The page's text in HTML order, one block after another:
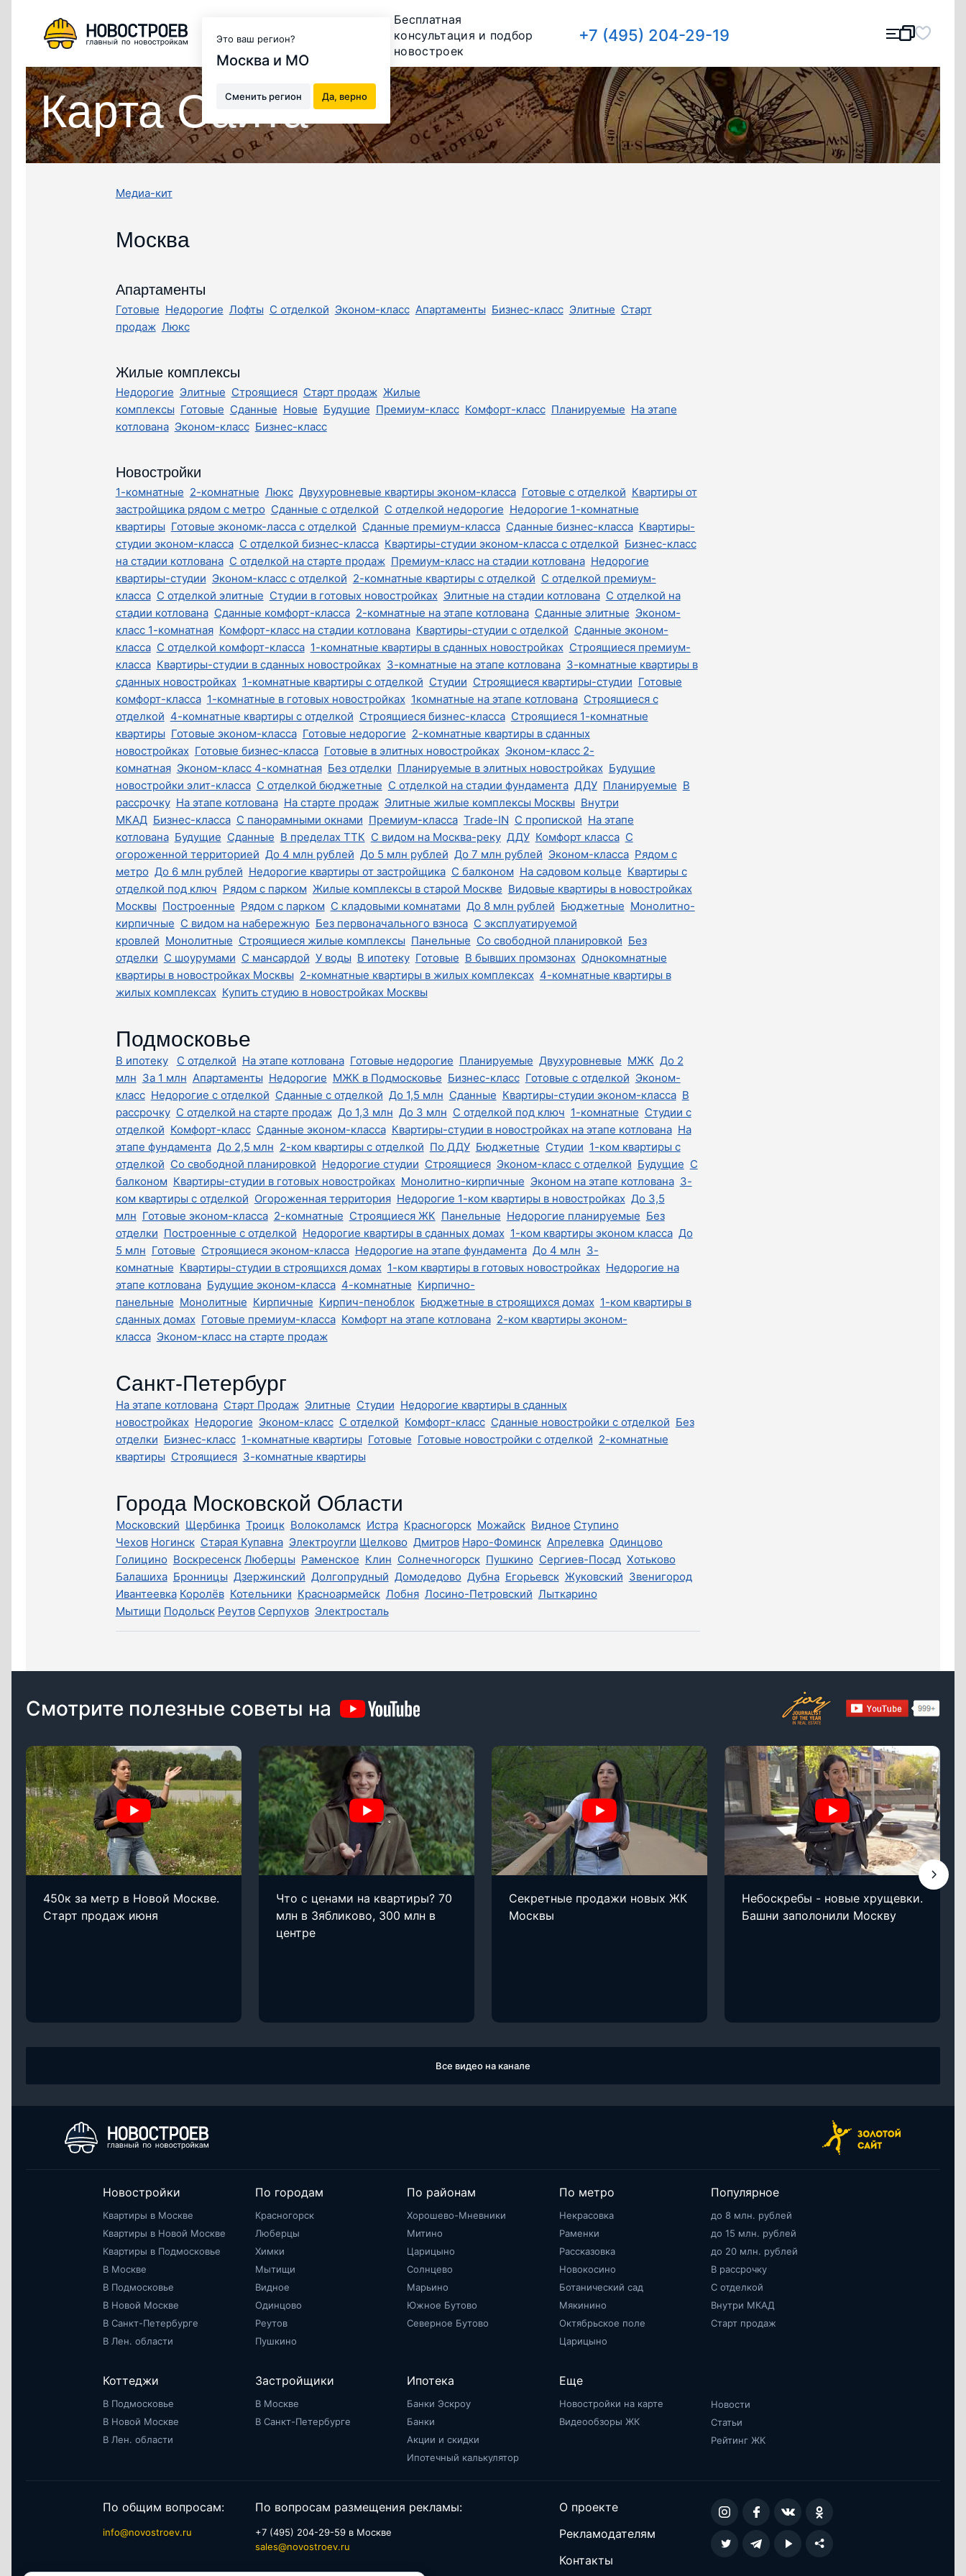
Это ваш регион?
Москва и МО
Сменить регион Да, верно
Бесплатная
консультация и подбор
новостроек
+7 (495) 204-29-19
Карта Сайта
Медиа-кит
Москва
Апартаменты
Готовые Недорогие Лофты С отделкой Эконом-класс Апартаменты Бизнес-класс Элитные Старт
продаж Люкс
Жилые комплексы
Недорогие Элитные Строящиеся Старт продаж Жилые
комплексы Готовые Сданные Новые Будущие Премиум-класс Комфорт-класс Планируемые На этапе
котлована Эконом-класс Бизнес-класс
Новостройки
1-комнатные 2-комнатные Люкс Двухуровневые квартиры эконом-класса Готовые с отделкой Квартиры от
застройщика рядом с метро Сданные с отделкой С отделкой недорогие Недорогие 1-комнатные
квартиры Готовые экономк-ласса с отделкой Сданные премиум-класса Сданные бизнес-класса Квартиры-
студии эконом-класса С отделкой бизнес-класса Квартиры-студии эконом-класса с отделкой Бизнес-класс
на стадии котлована С отделкой на старте продаж Премиум-класс на стадии котлована Недорогие
квартиры-студии Эконом-класс с отделкой 2-комнатные квартиры с отделкой С отделкой премиум-
класса С отделкой элитные Студии в готовых новостройках Элитные на стадии котлована С отделкой на
стадии котлована Сданные комфорт-класса 2-комнатные на этапе котлована Сданные элитные Эконом-
класс 1-комнатная Комфорт-класс на стадии котлована Квартиры-студии с отделкой Сданные эконом-
класса С отделкой комфорт-класса 1-комнатные квартиры в сданных новостройках Строящиеся премиум-
класса Квартиры-студии в сданных новостройках 3-комнатные на этапе котлована 3-комнатные квартиры в
сданных новостройках 1-комнатные квартиры с отделкой Студии Строящиеся квартиры-студии Готовые
комфорт-класса 1-комнатные в готовых новостройках 1комнатные на этапе котлована Строящиеся с
отделкой 4-комнатные квартиры с отделкой Строящиеся бизнес-класса Строящиеся 1-комнатные
квартиры Готовые эконом-класса Готовые недорогие 2-комнатные квартиры в сданных
новостройках Готовые бизнес-класса Готовые в элитных новостройках Эконом-класс 2-
комнатная Эконом-класс 4-комнатная Без отделки Планируемые в элитных новостройках Будущие
новостройки элит-класса С отделкой бюджетные С отделкой на стадии фундамента ДДУ Планируемые В
рассрочку На этапе котлована На старте продаж Элитные жилые комплексы Москвы Внутри
МКАД Бизнес-класса С панорамными окнами Премиум-класса Trade-IN С пропиской На этапе
котлована Будущие Сданные В пределах ТТК С видом на Москва-реку ДДУ Комфорт класса С
огороженной территорией До 4 млн рублей До 5 млн рублей До 7 млн рублей Эконом-класса Рядом с
метро До 6 млн рублей Недорогие квартиры от застройщика С балконом На садовом кольце Квартиры с
отделкой под ключ Рядом с парком Жилые комплексы в старой Москве Видовые квартиры в новостройках
Москвы Построенные Рядом с парком С кладовыми комнатами До 8 млн рублей Бюджетные Монолитно-
кирпичные С видом на набережную Без первоначального взноса С эксплуатируемой
кровлей Монолитные Строящиеся жилые комплексы Панельные Со свободной планировкой Без
отделки С шоурумами С мансардой У воды В ипотеку Готовые В бывших промзонах Однокомнатные
квартиры в новостройках Москвы 2-комнатные квартиры в жилых комплексах 4-комнатные квартиры в
жилых комплексах Купить студию в новостройках Москвы
Подмосковье
В ипотеку С отделкой На этапе котлована Готовые недорогие Планируемые Двухуровневые МЖК До 2
млн За 1 млн Апартаменты Недорогие МЖК в Подмосковье Бизнес-класс Готовые с отделкой Эконом-
класс Недорогие с отделкой Сданные с отделкой До 1,5 млн Сданные Квартиры-студии эконом-класса В
рассрочку С отделкой на старте продаж До 1,3 млн До 3 млн С отделкой под ключ 1-комнатные Студии с
отделкой Комфорт-класс Сданные эконом-класса Квартиры-студии в новостройках на этапе котлована На
этапе фундамента До 2,5 млн 2-ком квартиры с отделкой По ДДУ Бюджетные Студии 1-ком квартиры с
отделкой Со свободной планировкой Недорогие студии Строящиеся Эконом-класс с отделкой Будущие С
балконом Квартиры-студии в готовых новостройках Монолитно-кирпичные Эконом на этапе котлована 3-
ком квартиры с отделкой Огороженная территория Недорогие 1-ком квартиры в новостройках До 3,5
млн Готовые эконом-класса 2-комнатные Строящиеся ЖК Панельные Недорогие планируемые Без
отделки Построенные с отделкой Недорогие квартиры в сданных домах 1-ком квартиры эконом класса До
5 млн Готовые Строящиеся эконом-класса Недорогие на этапе фундамента До 4 млн 3-
комнатные Квартиры-студии в строящихся домах 1-ком квартиры в готовых новостройках Недорогие на
этапе котлована Будущие эконом-класса 4-комнатные Кирпично-
панельные Монолитные Кирпичные Кирпич-пеноблок Бюджетные в строящихся домах 1-ком квартиры в
сданных домах Готовые премиум-класса Комфорт на этапе котлована 2-ком квартиры эконом-
класса Эконом-класс на старте продаж
Санкт-Петербург
На этапе котлована Старт Продаж Элитные Студии Недорогие квартиры в сданных
новостройках Недорогие Эконом-класс С отделкой Комфорт-класс Сданные новостройки с отделкой Без
отделки Бизнес-класс 1-комнатные квартиры Готовые Готовые новостройки с отделкой 2-комнатные
квартиры Строящиеся 3-комнатные квартиры
Города Московской Области
Московский Щербинка Троицк Волоколамск Истра Красногорск Можайск Видное Ступино
Чехов Ногинск Старая Купавна Электроугли Щелково Дмитров Наро-Фоминск Апрелевка Одинцово
Голицино Воскресенск Люберцы Раменское Клин Солнечногорск Пушкино Сергиев-Посад Хотьково
Балашиха Бронницы Дзержинский Долгопрудный Домодедово Дубна Егорьевск Жуковский Звенигород
Ивантеевка Королёв Котельники Красноармейск Лобня Лосино-Петровский Лыткарино
Мытищи Подольск Реутов Серпухов Электросталь
Смотрите полезные советы на
450к за метр в Новой Москве.
Старт продаж июня
Что с ценами на квартиры? 70
млн в Зябликово, 300 млн в
центре
Секретные продажи новых ЖК
Москвы
Небоскребы - новые хрущевки.
Башни заполонили Москву
Все видео на канале
Новостройки
Квартиры в Москве
Квартиры в Новой Москве
Квартиры в Подмосковье
В Москве
В Подмосковье
В Новой Москве
В Санкт-Петербурге
В Лен. области
По городам
Красногорск
Люберцы
Химки
Мытищи
Видное
Одинцово
Реутов
Пушкино
По районам
Хорошево-Мневники
Митино
Царицыно
Солнцево
Марьино
Южное Бутово
Северное Бутово
По метро
Некрасовка
Раменки
Рассказовка
Новокосино
Ботанический сад
Мякинино
Октябрьское поле
Царицыно
Популярное
до 8 млн. рублей
до 15 млн. рублей
до 20 млн. рублей
В рассрочку
С отделкой
Внутри МКАД
Старт продаж
Коттеджи
В Подмосковье
В Новой Москве
В Лен. области
Застройщики
В Москве
В Санкт-Петербурге
Ипотека
Банки Эскроу
Банки
Акции и скидки
Ипотечный калькулятор
Еще
Новостройки на карте
Видеообзоры ЖК
Новости
Статьи
Рейтинг ЖК
По общим вопросам:
info@novostroev.ru
По вопросам размещения рекламы:
+7 (495) 204-29-59 в Москве
sales@novostroev.ru
О проекте
Рекламодателям
Контакты